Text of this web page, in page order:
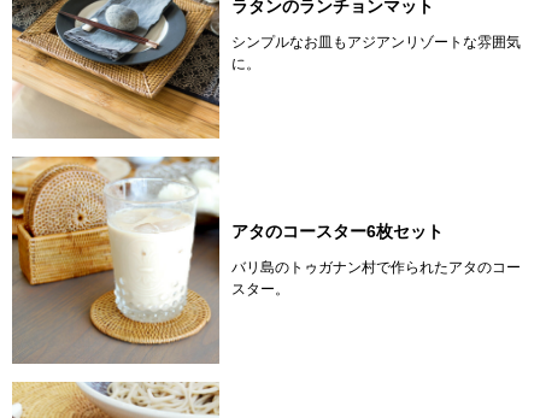
ラタンのランチョンマット
シンプルなお皿もアジアンリゾートな雰囲気
に。
アタのコースター6枚セット
バリ島のトゥガナン村で作られたアタのコー
スター。